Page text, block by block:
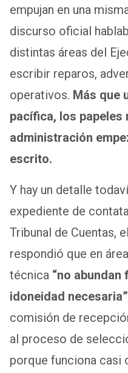
empujan en una
discurso oficial
distintas áreas del
escribir reparos,
operativos. Más que
pacífica, los papeles
administración
escrito.
Y hay un detalle
expediente de
Tribunal de Cuentas,
respondió que en
técnica “no
idoneidad necesaria”
comisión de
al proceso de
porque funciona casi